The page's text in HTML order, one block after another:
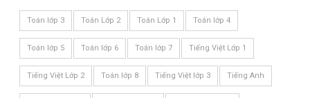
Toán lớp 3 Toán Lớp 2 Toán Lớp 1 Toán lớp 4
Toán lớp 5 Toán lớp 6 Toán lớp 7 Tiếng Việt Lớp 1
Tiếng Việt Lớp 2 Toán lớp 8 Tiếng Việt lớp 3 Tiếng Anh